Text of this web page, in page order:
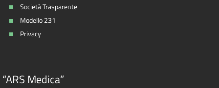
Società Trasparente
Modello 231
Privacy
“ARS Medica”